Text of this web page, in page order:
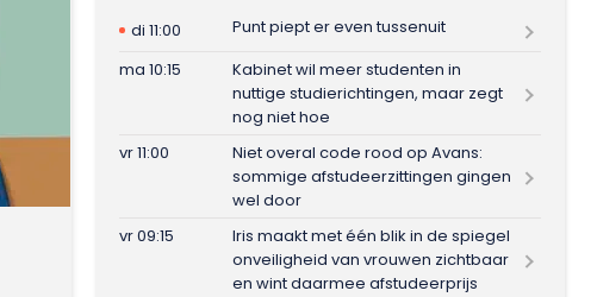
di 11:00
Punt piept er even tussenuit
ma 10:15
Kabinet wil meer studenten in
nuttige studierichtingen, maar zegt
nog niet hoe
vr 11:00
Niet overal code rood op Avans:
sommige afstudeerzittingen gingen
wel door
vr 09:15
Iris maakt met één blik in de spiegel
onveiligheid van vrouwen zichtbaar
en wint daarmee afstudeerprijs